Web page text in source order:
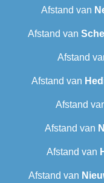
Afstand van
Afstand van
Afstand
Afstand van
Afstand
Afstand van
Afstand van
Afstand van